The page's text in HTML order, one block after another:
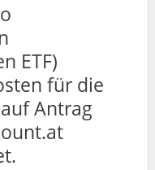
ETF)
für die
Antrag